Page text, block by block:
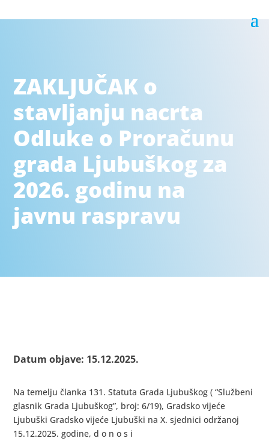
ZAKLJUČAK o
stavljanju nacrta
Odluke o Proračunu
grada Ljubuškog za
2026. godinu na
javnu raspravu
Datum objave: 15.12.2025.
Na temelju članka 131. Statuta Grada Ljubuškog ( “Službeni
glasnik Grada Ljubuškog”, broj: 6/19), Gradsko vijeće
Ljubuški Gradsko vijeće Ljubuški na X. sjednici održanoj
15.12.2025. godine, d o n o s i